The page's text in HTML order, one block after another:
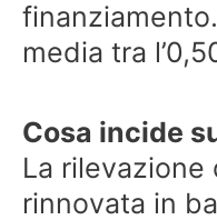
media tra
Cosa incide
La rilevazione
rinnovata in